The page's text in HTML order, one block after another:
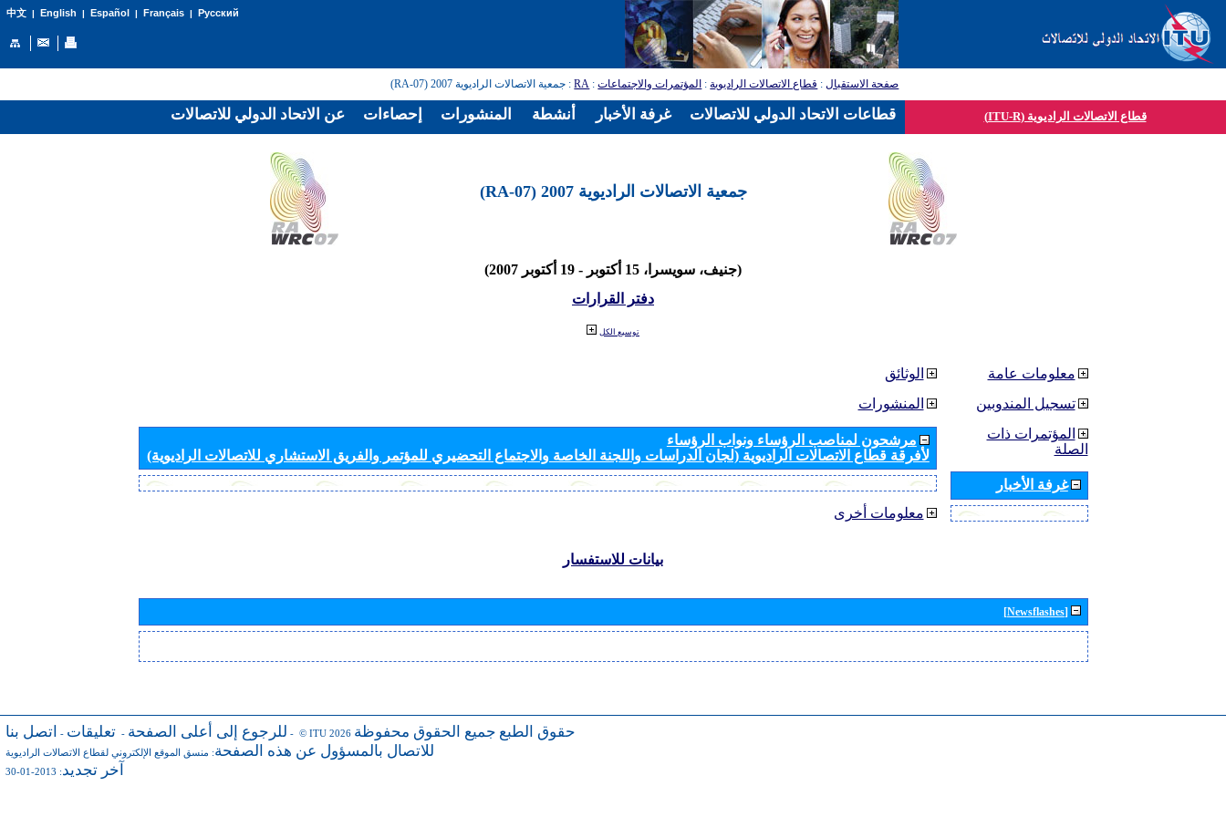
中文| English | Español | Français| Русский
صفحة الاستقبال: قطاع الاتصالات الراديوية: المؤتمرات والاجتماعات:
RA: جمعية الاتصالات الراديوية 2007 (RA-07)
قطاع الاتصالات الراديوية (ITU-R)
جمعية الاتصالات الراديوية 2007 (RA-07)
(جنيف، سويسرا، 15 أكتوبر - 19 أكتوبر 2007)
دفتر القرارات
توسيع الكل
الوثائق
المنشورات
مرشحون لمناصب الرؤساء ونواب الرؤساء
لأفرقة قطاع الاتصالات الراديوية (لجان الدراسات واللجنة الخاصة والاجتماع التحضيري للمؤتمر والفريق الاستشاري للاتصالات الراديوية)
معلومات أخرى
معلومات عامة
تسجيل المندوبين
المؤتمرات ذات
الصلة
غرفة الأخبار
بيانات للاستفسار
[Newsflashes]
للرجوع إلى أعلى الصفحة - تعليقات - اتصل بنا - © ITU 2026 حقوق الطبع جميع الحقوق محفوظة
للاتصال بالمسؤول عن هذه الصفحة: منسق الموقع الإلكتروني لقطاع الاتصالات الراديوية
آخر تجديد: 2013-01-30
عن الاتحاد الدولي للاتصالات إحصاءات المنشورات أنشطة غرفة الأخبار قطاعات الاتحاد الدولي للاتصالات